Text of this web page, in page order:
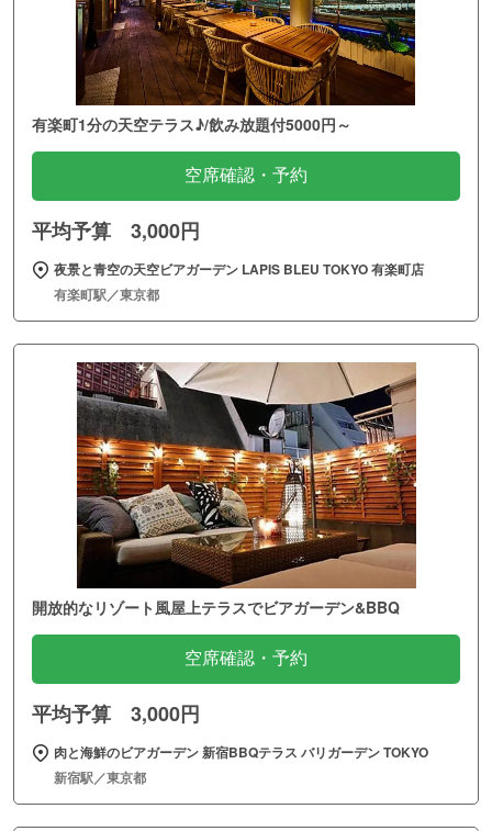
有楽町1分の天空テラス♪/飲み放題付5000円～
空席確認・予約
平均予算 3,000円
夜景と青空の天空ビアガーデン LAPIS BLEU TOKYO 有楽町店
有楽町駅／東京都
開放的なリゾート風屋上テラスでビアガーデン&BBQ
空席確認・予約
平均予算 3,000円
肉と海鮮のビアガーデン 新宿BBQテラス バリガーデン TOKYO
新宿駅／東京都